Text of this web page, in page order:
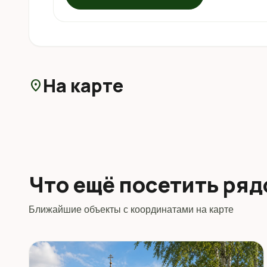
location_on На карте
Что ещё посетить
Ближайшие объекты с координатами на карте